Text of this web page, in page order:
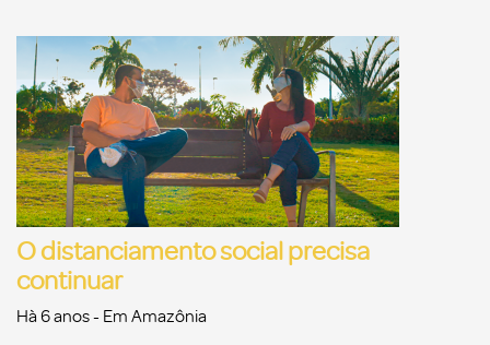
O distanciamento social precisa
continuar
Hà 6 anos- Em Amazônia